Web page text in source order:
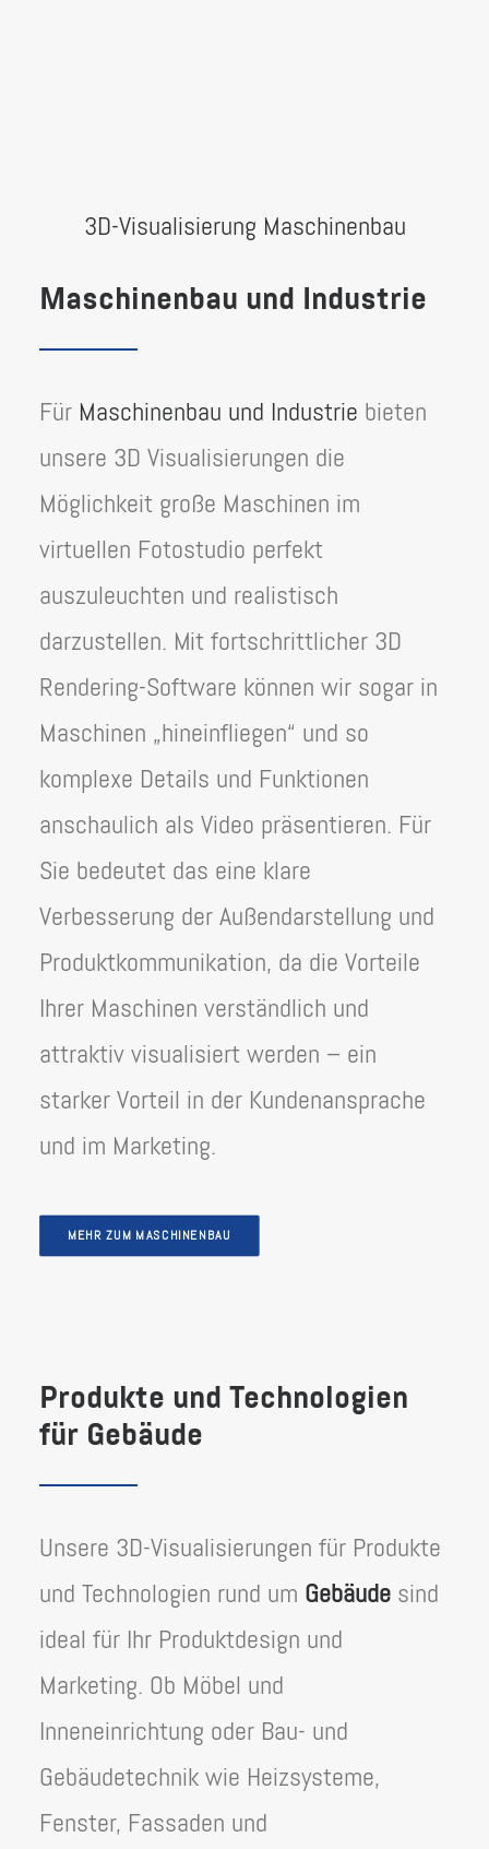
3D-Visualisierung Maschinenbau
Maschinenbau und Industrie
Für Maschinenbau und Industrie bieten
unsere 3D Visualisierungen die
Möglichkeit große Maschinen im
virtuellen Fotostudio perfekt
auszuleuchten und realistisch
darzustellen. Mit fortschrittlicher 3D
Rendering-Software können wir sogar in
Maschinen „hineinfliegen“ und so
komplexe Details und Funktionen
anschaulich als Video präsentieren. Für
Sie bedeutet das eine klare
Verbesserung der Außendarstellung und
Produktkommunikation, da die Vorteile
Ihrer Maschinen verständlich und
attraktiv visualisiert werden – ein
starker Vorteil in der Kundenansprache
und im Marketing.
MEHR ZUM MASCHINENBAU
Produkte und Technologien
für Gebäude
Unsere 3D-Visualisierungen für Produkte
und Technologien rund um Gebäude sind
ideal für Ihr Produktdesign und
Marketing. Ob Möbel und
Inneneinrichtung oder Bau- und
Gebäudetechnik wie Heizsysteme,
Fenster, Fassaden und